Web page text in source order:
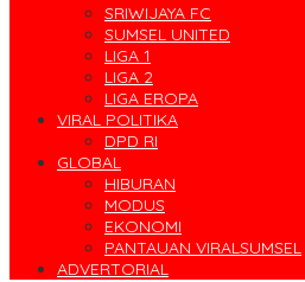
SRIWIJAYA FC
SUMSEL UNITED
LIGA 1
LIGA 2
LIGA EROPA
VIRAL POLITIKA
DPD RI
GLOBAL
HIBURAN
MODUS
EKONOMI
PANTAUAN VIRALSUMSEL
ADVERTORIAL